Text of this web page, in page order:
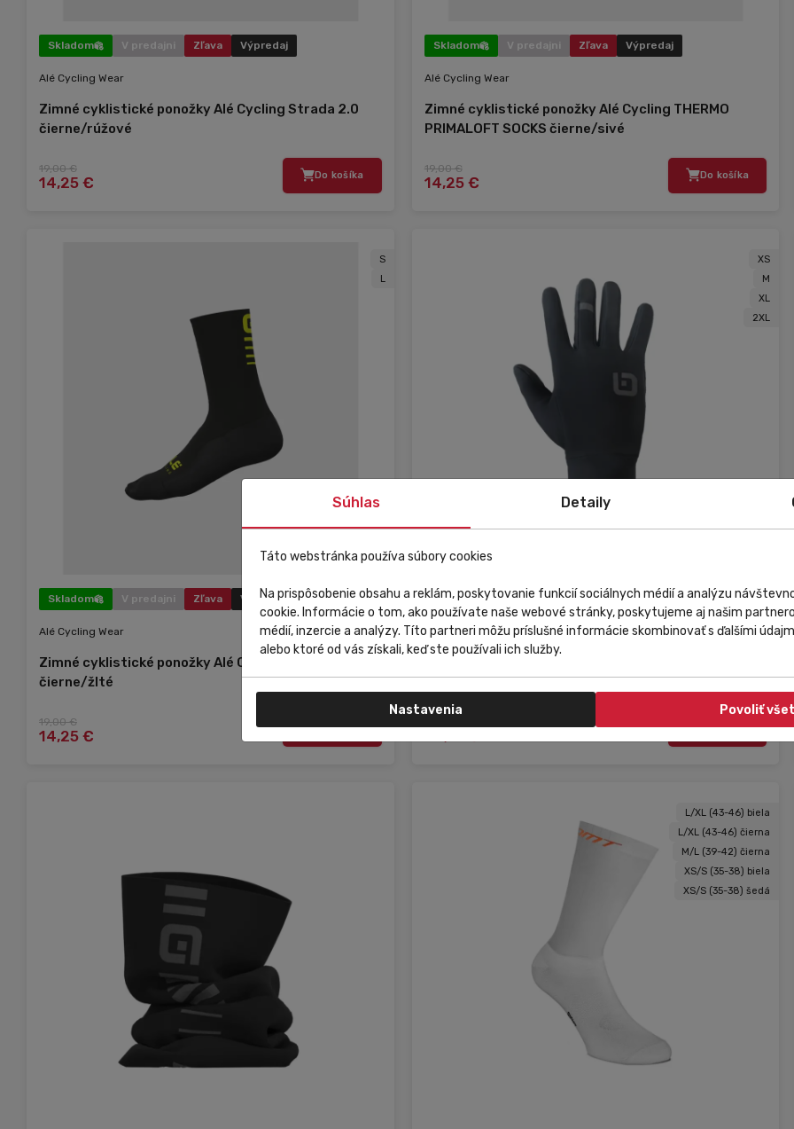
Skladom V predajni Zľava Výpredaj
Alé Cycling Wear
Zimné cyklistické ponožky Alé Cycling Strada 2.0
čierne/rúžové
19,00 €
14,25 € Do košíka
Skladom V predajni Zľava Výpredaj
Alé Cycling Wear
Zimné cyklistické ponožky Alé Cycling THERMO
PRIMALOFT SOCKS čierne/sivé
19,00 €
14,25 € Do košíka
S
L
Skladom V predajni Zľava Výpredaj
Alé Cycling Wear
Zimné cyklistické ponožky Alé Cycling STRADA 2.0
čierne/žlté
19,00 €
14,25 € Do košíka
XS
M
XL
2XL
Skladom V predajni Zľava Výpredaj
Alé Cycling Wear
Spirale Plus čierne
Do košíka
L/XL (43-46) biela
L/XL (43-46) čierna
M/L (39-42) čierna
XS/S (35-38) biela
XS/S (35-38) šedá
Súhlas Detaily
Táto webstránka používa súbory cookies
Na prispôsobenie obsahu a reklám, poskytovanie funkcií sociálnych médií a analýzu
cookie. Informácie o tom, ako používate naše webové stránky, poskytujeme aj našim
médií, inzercie a analýzy. Títo partneri môžu príslušné informácie skombinovať s ďalšími
alebo ktoré od vás získali, keď ste používali ich služby.
Nastavenia Povoliť